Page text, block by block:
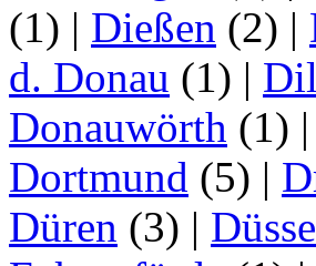
(1) | Dießen (2) |
d. Donau (1) |
Donauwörth (1) |
Dortmund (5) |
Düren (3) |